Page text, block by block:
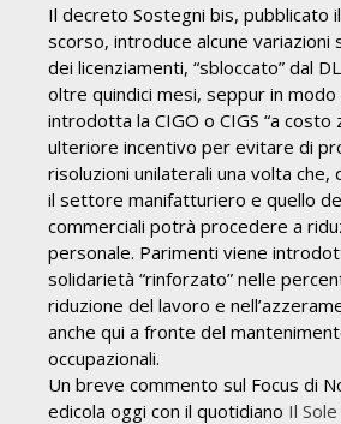
Il decreto Sostegni bis, pubblicato
scorso, introduce alcune variazioni
dei licenziamenti, “sbloccato” dal
oltre quindici mesi, seppur in
introdotta la CIGO o CIGS “a costo
ulteriore incentivo per evitare di
risoluzioni unilaterali una volta che,
il settore manifatturiero e quello
commerciali potrà procedere a
personale. Parimenti viene
solidarietà “rinforzato” nelle
riduzione del lavoro e
anche qui a fronte del
occupazionali.
Un breve commento sul Focus di
edicola oggi con il quotidiano Il